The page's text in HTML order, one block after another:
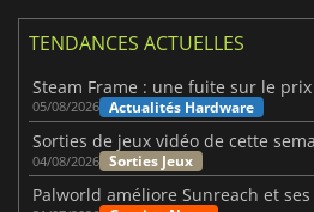
TENDANCES ACTUELLES
05/08/2026 Actualités Hardware
04/08/2026 Sorties Jeux
Palworld améliore Sunreach et